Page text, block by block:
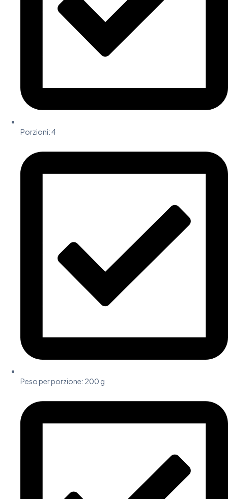
Porzioni: 4
Peso per porzione: 200 g